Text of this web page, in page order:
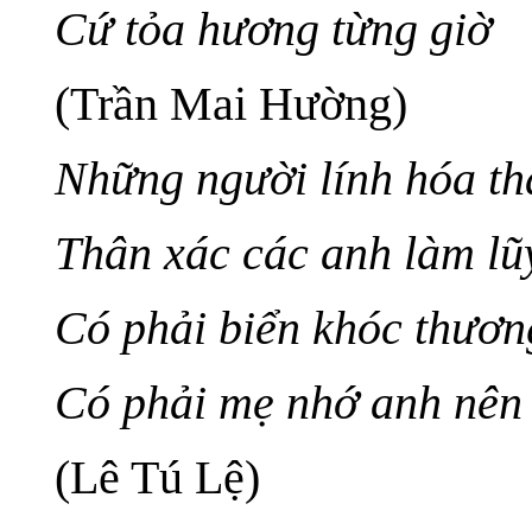
Cứ tỏa hương từng giờ
(Trần Mai Hường)
Những người lính hóa
Thân xác các anh làm
Có phải biển khóc
Có phải mẹ nhớ anh
(Lê Tú Lệ)